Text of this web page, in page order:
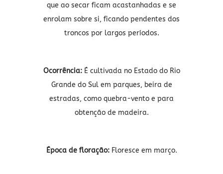
que ao secar ficam acastanhadas e se
enrolam sobre si, ficando pendentes dos
troncos por largos períodos.
Ocorrência: É cultivada no Estado do Rio
Grande do Sul em parques, beira de
estradas, como quebra-vento e para
obtenção de madeira.
Época de floração: Floresce em março.